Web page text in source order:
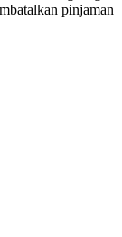
pinjaman